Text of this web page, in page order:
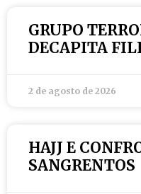
GRUPO
DECAPITA
2 de agosto de 2026
HAJJ E
SANGRENTOS